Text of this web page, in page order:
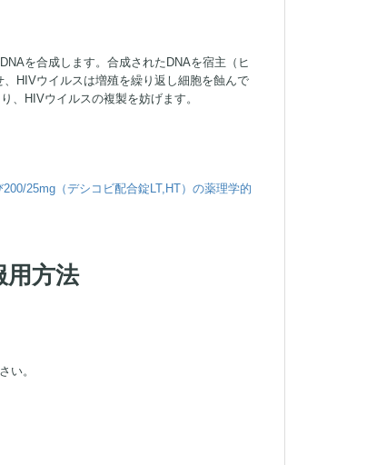
を合成します。合成されたDNAを宿主（ヒ
HIVウイルスは増殖を繰り返し細胞を蝕んで
、HIVウイルスの複製を妨げます。
25mg（デシコビ配合錠LT,HT）の薬理学的
方法
い。